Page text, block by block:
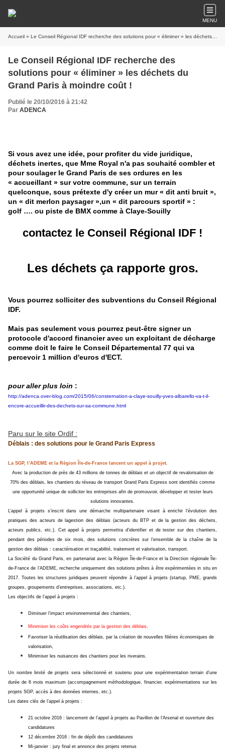
MENU
Accueil » Le Conseil Régional IDF recherche des solutions pour « éliminer » les déchets du Grand Paris à moindre coût !
Le Conseil Régional IDF recherche des
solutions pour « éliminer » les déchets du
Grand Paris à moindre coût !
Publié le 20/10/2016 à 21:42
Par ADENCA
Si vous avez une idée, pour profiter du vide juridique,
déchets inertes, que Mme Royal n'a pas souhaité combler et
pour soulager le Grand Paris de ses ordures en les
« accueillant » sur votre commune, sur un terrain
quelconque, sous prétexte d'y créer un mur « dit anti bruit »,
un « dit merlon paysager »,un « dit parcours sportif » :
golf …. ou piste de BMX comme à Claye-Souilly
contactez le Conseil Régional IDF !
Les déchets ça rapporte gros.
Vous pourrez solliciter des subventions du Conseil Régional
IDF.
Mais pas seulement vous pourrez peut-être signer un
protocole d'accord financier avec un exploitant de décharge
comme doit le faire le Conseil Départemental 77 qui va
percevoir 1 million d'euros d'ECT.
pour aller plus loin :
http://adenca.over-blog.com/2015/06/consternation-a-claye-souilly-yves-albarello-va-t-il-
encore-accueillir-des-dechets-sur-sa-commune.html
Paru sur le site Ordif :
Déblais : des solutions pour le Grand Paris Express
La SGP, l’ADEME et la Région Île-de-France lancent un appel à projet.
Avec la production de près de 43 millions de tonnes de déblais et un objectif de revalorisation de
70% des déblais, les chantiers du réseau de transport Grand Paris Express sont identifiés comme
une opportunité unique de solliciter les entreprises afin de promouvoir, développer et tester leurs
solutions innovantes.
L’appel à projets s’inscrit dans une démarche multipartenaire visant à enrichir l’évolution des
pratiques des acteurs de lagestion des déblais(acteurs du BTP et de la gestion des déchets,
acteurs publics, etc.). Cet appel à projets permettra d’identifier et de tester sur des chantiers,
pendant des périodes de six mois, des solutions concrètes sur l’ensemble de la chaîne de la
gestion des déblais : caractérisation et traçabilité, traitement et valorisation, transport.
La Société du Grand Paris, en partenariat avec la Région Île-de-France et la Direction régionale Île-
de-France de l’ADEME, recherche uniquement des solutions prêtes à être expérimentées in situ en
2017. Toutes les structures juridiques peuvent répondre à l’appel à projets (startup, PME, grands
groupes, groupements d’entreprises, associations, etc.).
Les objectifs de l’appel à projets :
Diminuer l’impact environnemental des chantiers,
Minimiser les coûts engendrés par la gestion des déblais,
Favoriser la réutilisation des déblais, par la création de nouvelles filières économiques de
valorisation,
Minimiser les nuisances des chantiers pour les riverains.
Un nombre limité de projets sera sélectionné et soutenu pour une expérimentation terrain d’une
durée de 6 mois maximum (accompagnement méthodologique, financier, expérimentations sur les
projets SGP, accès à des données internes, etc.).
Les dates clés de l’appel à projets :
21 octobre 2016 : lancement de l’appel à projets au Pavillon de l’Arsenal et ouverture des
candidatures
12 décembre 2016 : fin de dépôt des candidatures
Mi-janvier : jury final et annonce des projets retenus